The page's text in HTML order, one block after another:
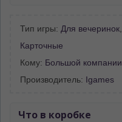
Тип игры: Для вечеринок
Карточные
Кому: Большой компании
Производитель: Igames
Что в коробке